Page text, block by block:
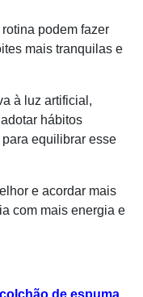
podem fazer
mais tranquilas e
à luz artificial,
hábitos
equilibrar esse
e acordar mais
com mais energia e
de espuma